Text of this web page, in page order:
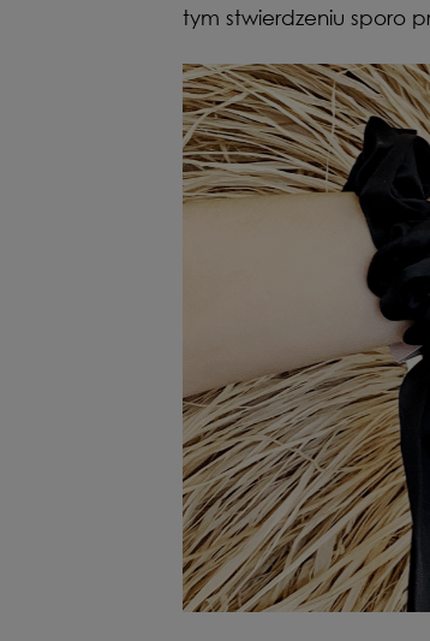
tym stwierdzeniu sporo